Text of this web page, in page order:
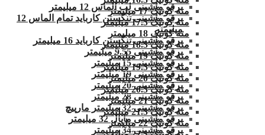
برقو ماشینی لب الماس 12 میلیمتر
برقو ماشینی تنگستن کارباید تمام الماس 12
میلیمتر
برقو ماشینی تنگستن کارباید 16 میلیمتر
برقو ماشینی 9.55 میلیمتر
برقو ماشینی 15 میلیمتر
برقو ماشینی 19 میلیمتر
برقو ماشینی 20 میلیمتر
برقو ماشینی 28 میلیمتر
برقو ماشینی 32 میلیمتر مارپیچ
برقو ماشینی ماپال 32 میلیمتر
برقو ماشینی 34 میلیمتر
مته کونیک 17 میلیمتر
مته کونیک 17.5 میلیمتر
مته کونیک 18 میلیمتر
مته کونیک 18.5 میلیمتر
مته کونیک 19 میلیمتر
مته کونیک 19.5 میلیمتر
مته کونیک 20 میلیمتر
مته کونیک 20.5 میلیمتر
مته کونیک 21 میلیمتر
مته کونیک 21.5 میلیمتر
مته کونیک 22 میلیمتر